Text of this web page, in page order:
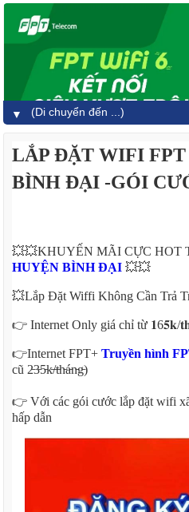
▼
LẮP ĐẶT WIFI
BÌNH ĐẠI -GÓI
💥💥KHUYẾN MÃI CỰC HOT
HUYỆN BÌNH ĐẠI 💥💥
💥Lắp Đặt Wiffi Không Cần Trả
👉 Internet Only giá chỉ từ 𝟏6𝟓𝐤/
👉Internet FPT+Truyền hình
cũ 2̵3̵5̵k̵/̵t̵h̵á̵n̵g̵)
👉 Với các gói cước lắp đặt wifi
hấp dẫn